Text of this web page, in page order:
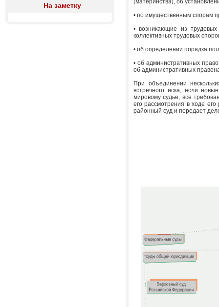
На заметку
(материнства), об
• по имущественным спорам
• возникающие из
коллективных трудовых
• об определении порядка
• об административных
об административных
При объединении
встречного иска, если
мировому судье, все
его рассмотрения в ходе
районный суд и передает